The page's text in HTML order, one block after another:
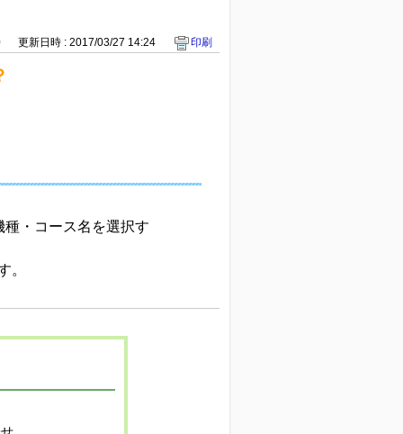
更新日時 : 2017/03/27 14:24 印刷
・コース名を選択す
。